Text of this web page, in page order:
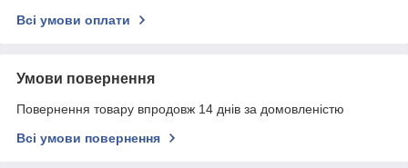
Всі умови оплати
Умови повернення
Повернення товару впродовж 14 днів за домовленістю
Всі умови повернення